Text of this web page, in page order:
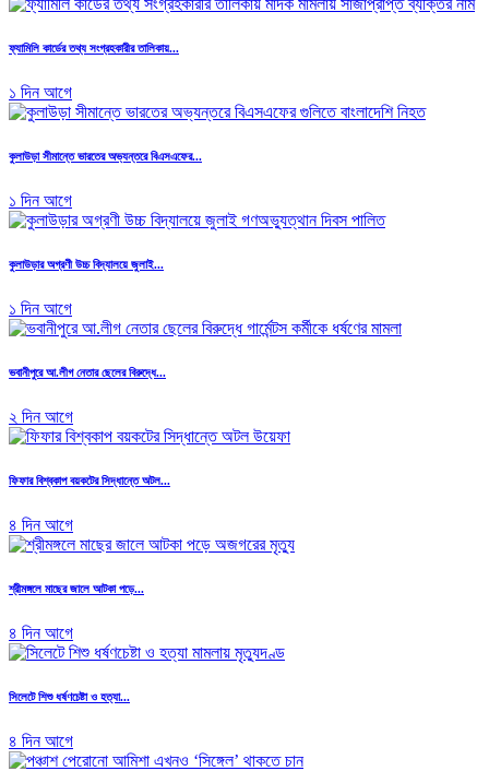
ফ্যামিলি কার্ডের তথ্য সংগ্রহকারীর তালিকায়...
১ দিন আগে
কুলাউড়া সীমান্তে ভারতের অভ্যন্তরে বিএসএফের...
১ দিন আগে
কুলাউড়ার অগ্রণী উচ্চ বিদ্যালয়ে জুলাই...
১ দিন আগে
ভবানীপুরে আ.লীগ নেতার ছেলের বিরুদ্ধে...
২ দিন আগে
ফিফার বিশ্বকাপ বয়কটের সিদ্ধান্তে অটল...
৪ দিন আগে
শ্রীমঙ্গলে মাছের জালে আটকা পড়ে...
৪ দিন আগে
সিলেটে শিশু ধর্ষণচেষ্টা ও হত্যা...
৪ দিন আগে